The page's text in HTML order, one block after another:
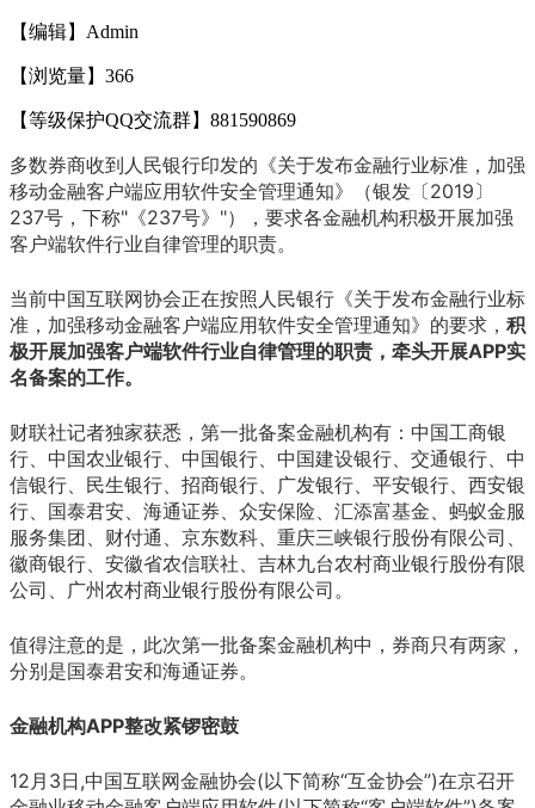
【编辑】Admin
【浏览量】 366
【等级保护QQ交流群】881590869
多数券商收到人民银行印发的《关于发布金融行业标准，加强
移动金融客户端应用软件安全管理通知》（银发〔2019〕
237号，下称"《237号》"），要求各金融机构积极开展加强
客户端软件行业自律管理的职责。
当前中国互联网协会正在按照人民银行《关于发布金融行业标
准，加强移动金融客户端应用软件安全管理通知》的要求， 积
极开展加强客户端软件行业自律管理的职责，牵头开展APP实
名备案的工作。
财联社记者独家获悉，第一批备案金融机构有：中国工商银
行、中国农业银行、中国银行、中国建设银行、交通银行、中
信银行、民生银行、招商银行、广发银行、平安银行、西安银
行、国泰君安、海通证券、众安保险、汇添富基金、蚂蚁金服
服务集团、财付通、京东数科、重庆三峡银行股份有限公司、
徽商银行、安徽省农信联社、吉林九台农村商业银行股份有限
公司、广州农村商业银行股份有限公司。
值得注意的是，此次第一批备案金融机构中，券商只有两家，
分别是国泰君安和海通证券。
金融机构APP整改紧锣密鼓
12月3日,中国互联网金融协会(以下简称“互金协会”)在京召开